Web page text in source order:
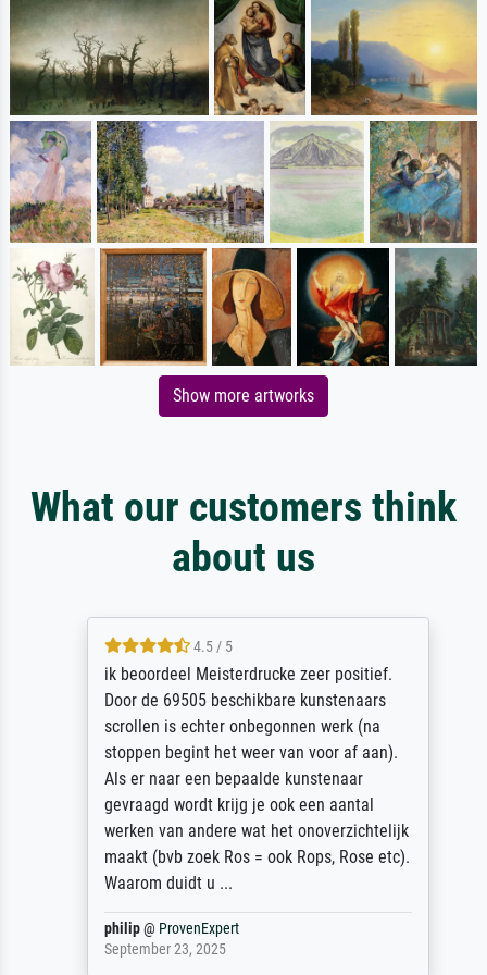
Show more artworks
What our customers think
about us
4.5 / 5
ik beoordeel Meisterdrucke zeer positief.
Door de 69505 beschikbare kunstenaars
scrollen is echter onbegonnen werk (na
stoppen begint het weer van voor af aan).
Als er naar een bepaalde kunstenaar
gevraagd wordt krijg je ook een aantal
werken van andere wat het onoverzichtelijk
maakt (bvb zoek Ros = ook Rops, Rose etc).
Waarom duidt u ...
philip @ProvenExpert
September 23, 2025